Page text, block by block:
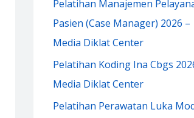
Pelatihan Manajemen
Pasien (Case Manager) 2026 –
Media Diklat Center
Pelatihan Koding Ina Cbgs
Media Diklat Center
Pelatihan Perawatan Luka